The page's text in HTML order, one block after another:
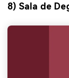
8) Sala de